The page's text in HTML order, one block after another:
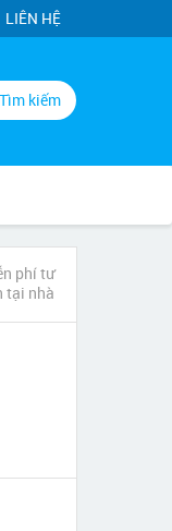
LIÊN HỆ
Tìm kiếm
phí tư
tại nhà